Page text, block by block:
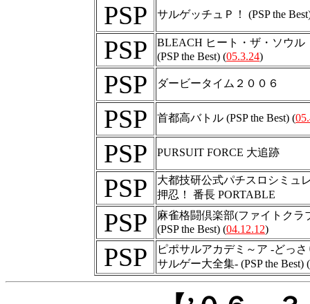
PSP サルゲッチュＰ！ (PSP the
PSP
BLEACH ヒート・ザ・ソウル
(PSP the Best) (05.3.24)
PSP ダービータイム２００６
PSP 首都高バトル (PSP the Best) (
PSP PURSUIT FORCE 大追跡
PSP
大都技研公式パチスロシミュ
押忍！ 番長 PORTABLE
PSP
麻雀格闘倶楽部(ファイトクラ
(PSP the Best) (04.12.12)
PSP
ピポサルアカデミ～ア -どっさ
サルゲー大全集- (PSP the Best) (